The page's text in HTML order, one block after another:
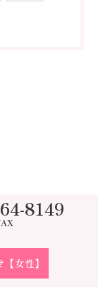
8149
女性】